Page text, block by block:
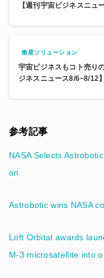
【週刊宇宙ビジネスニュ
衛星ソリューション
宇宙ビジネスもコト売り
ジネスニュース8/6~8/12】
参考記事
NASA Selects
on
Astrobotic wins NASA
Loft Orbital awards
M-3 microsatellite into